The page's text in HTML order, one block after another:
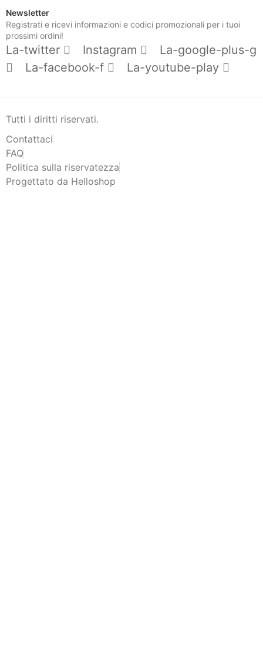
Newsletter
Registrati e ricevi informazioni e codici promozionali per i tuoi
prossimi ordini!
La-twitter Instagram
La-google-plus-g
La-facebook-f
La-youtube-play
Tutti i diritti riservati.
Contattaci
FAQ
Politica sulla riservatezza
Progettato da Helloshop